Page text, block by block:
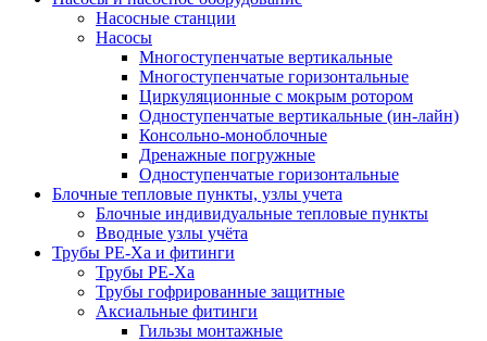
Насосные станции
Насосы
Многоступенчатые вертикальные
Многоступенчатые горизонтальные
Циркуляционные с мокрым ротором
Одноступенчатые вертикальные (ин-лайн)
Консольно-моноблочные
Дренажные погружные
Одноступенчатые горизонтальные
Блочные тепловые пункты, узлы учета
Блочные индивидуальные тепловые пункты
Вводные узлы учёта
Трубы РЕ-Ха и фитинги
Трубы РЕ-Ха
Трубы гофрированные защитные
Аксиальные фитинги
Гильзы монтажные